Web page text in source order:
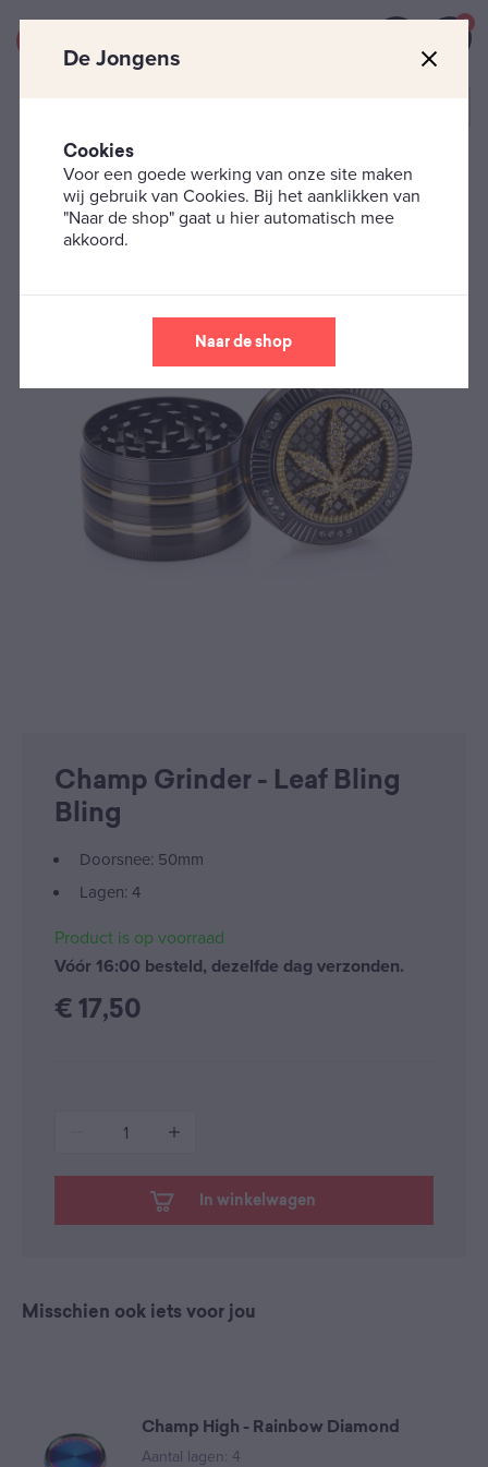
0
Rokersbenodigdheden Grinders
Champ Grinder –
Leaf Bling Bling
Champ Grinder - Leaf Bling
Bling
Doorsnee: 50mm
Lagen: 4
Product is op voorraad
Vóór 16:00 besteld, dezelfde dag verzonden.
€ 17,50
1
In winkelwagen
Misschien ook iets voor jou
Champ High - Rainbow Diamond
Aantal lagen: 4
De Jongens
Cookies
Voor een goede werking van onze site maken
wij gebruik van Cookies. Bij het aanklikken van
"Naar de shop" gaat u hier automatisch mee
akkoord.
Naar de shop